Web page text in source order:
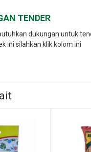
TENDER
dukungan untuk
ini silahkan klik kolom ini